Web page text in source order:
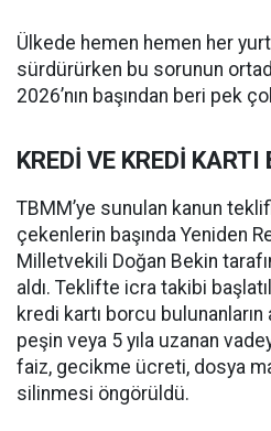
Ülkede hemen hemen her
sürdürürken bu sorunun
2026’nın başından beri pek
KREDİ VE KREDİ KARTI
TBMM’ye sunulan kanun
çekenlerin başında Yeniden
Milletvekili Doğan Bekin
aldı. Teklifte icra takibi
kredi kartı borcu bulunanların
peşin veya 5 yıla uzanan
faiz, gecikme ücreti, dosya
silinmesi öngörüldü.